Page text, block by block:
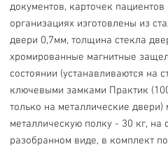
документов, карточек
организациях изготовлены из
двери 0,7мм, толщина стекла
хромированные магнитные
состоянии (устанавливаются на
ключевыми замками Практик
только на металлические
металлическую полку - 30 кг, на
разобранном виде, в комплект